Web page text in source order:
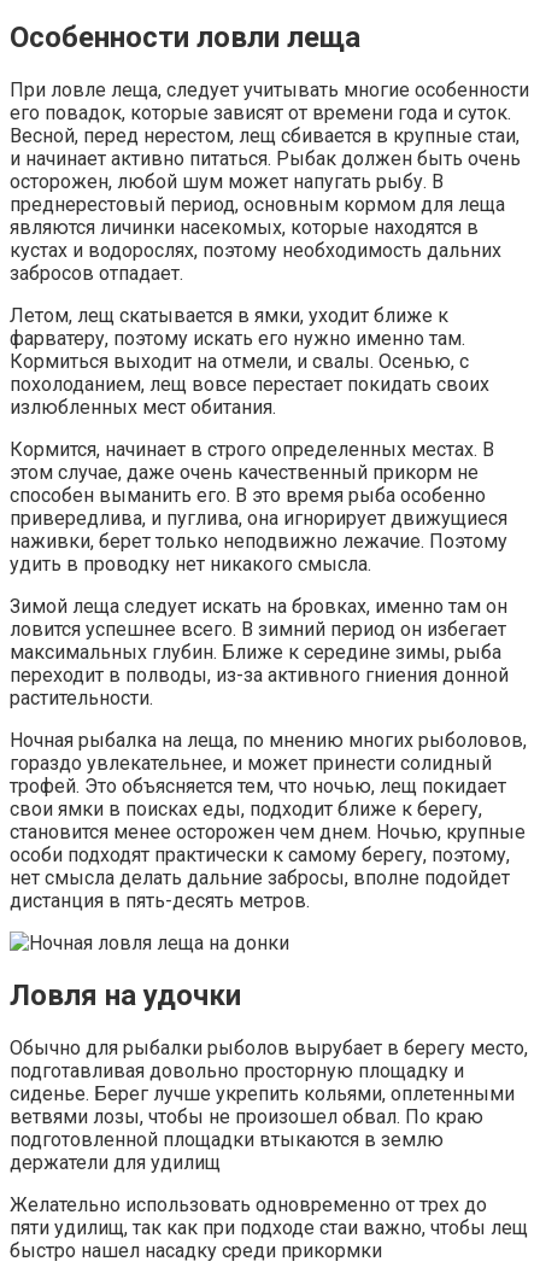
Особенности ловли леща
При ловле леща, следует учитывать многие особенности
его повадок, которые зависят от времени года и суток.
Весной, перед нерестом, лещ сбивается в крупные стаи,
и начинает активно питаться. Рыбак должен быть очень
осторожен, любой шум может напугать рыбу. В
преднерестовый период, основным кормом для леща
являются личинки насекомых, которые находятся в
кустах и водорослях, поэтому необходимость дальних
забросов отпадает.
Летом, лещ скатывается в ямки, уходит ближе к
фарватеру, поэтому искать его нужно именно там.
Кормиться выходит на отмели, и свалы. Осенью, с
похолоданием, лещ вовсе перестает покидать своих
излюбленных мест обитания.
Кормится, начинает в строго определенных местах. В
этом случае, даже очень качественный прикорм не
способен выманить его. В это время рыба особенно
привередлива, и пуглива, она игнорирует движущиеся
наживки, берет только неподвижно лежачие. Поэтому
удить в проводку нет никакого смысла.
Зимой леща следует искать на бровках, именно там он
ловится успешнее всего. В зимний период он избегает
максимальных глубин. Ближе к середине зимы, рыба
переходит в полводы, из-за активного гниения донной
растительности.
Ночная рыбалка на леща, по мнению многих рыболовов,
гораздо увлекательнее, и может принести солидный
трофей. Это объясняется тем, что ночью, лещ покидает
свои ямки в поисках еды, подходит ближе к берегу,
становится менее осторожен чем днем. Ночью, крупные
особи подходят практически к самому берегу, поэтому,
нет смысла делать дальние забросы, вполне подойдет
дистанция в пять-десять метров.
Ловля на удочки
Обычно для рыбалки рыболов вырубает в берегу место,
подготавливая довольно просторную площадку и
сиденье. Берег лучше укрепить кольями, оплетенными
ветвями лозы, чтобы не произошел обвал. По краю
подготовленной площадки втыкаются в землю
держатели для удилищ
Желательно использовать одновременно от трех до
пяти удилищ, так как при подходе стаи важно, чтобы лещ
быстро нашел насадку среди прикормки